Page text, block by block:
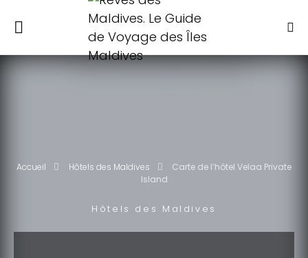
Accueil Hôtels des Maldives
Carte de l’hôtel Velaa Private
Island
Hôtels des Maldives